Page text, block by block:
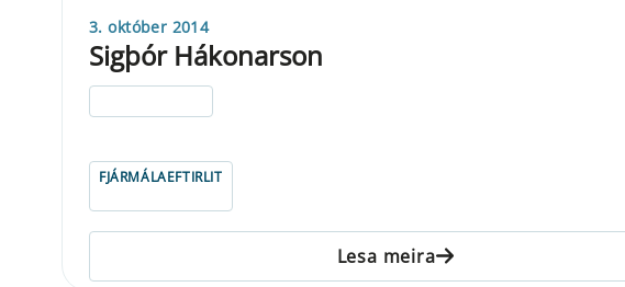
3. október 2014
Sigþór Hákonarson
FJÁRMÁLAEFTIRLIT
Lesa meira